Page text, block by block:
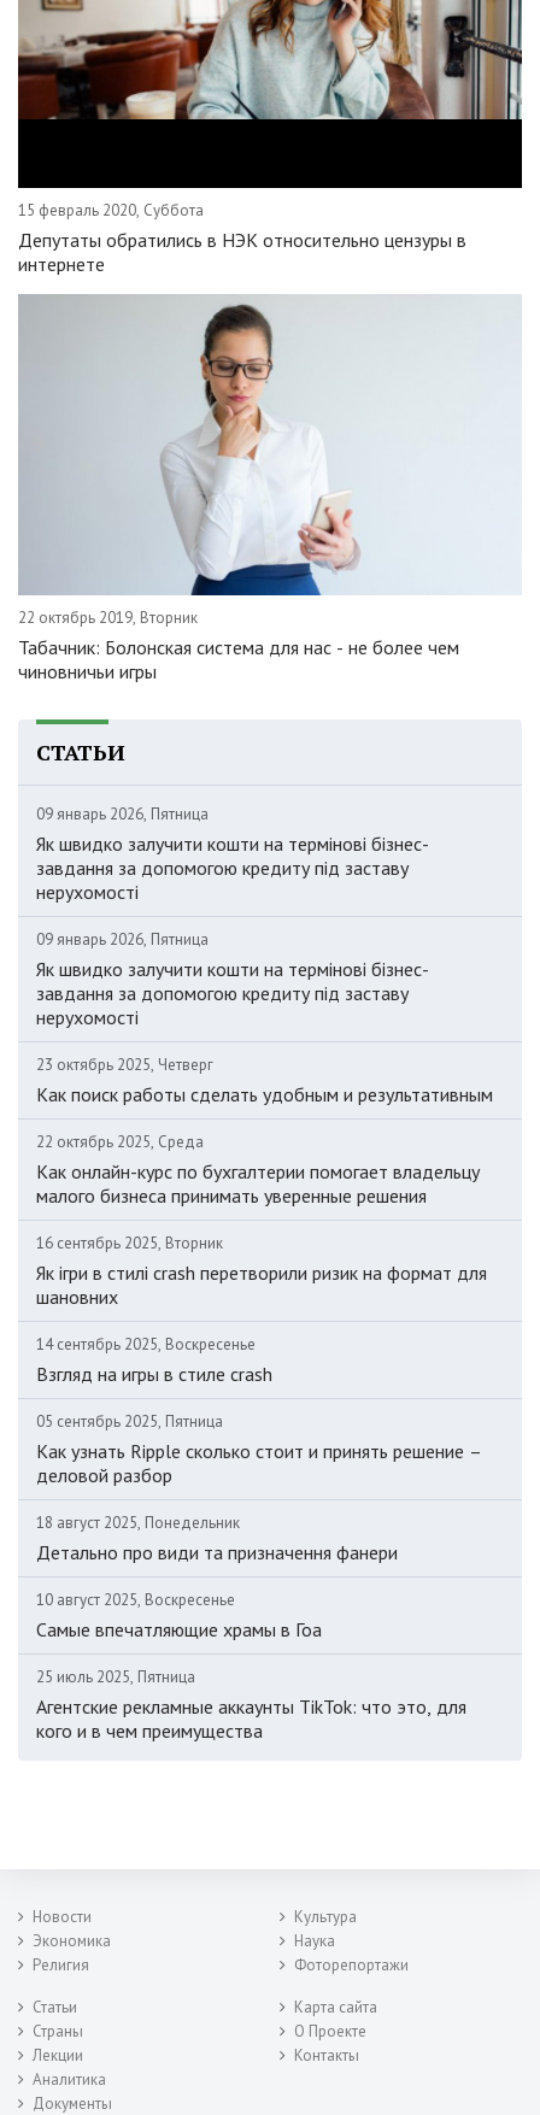
15 февраль 2020, Суббота
Депутаты обратились в НЭК относительно цензуры в
интернете
22 октябрь 2019, Вторник
Табачник: Болонская система для нас - не более чем
чиновничьи игры
СТАТЬИ
09 январь 2026, Пятница
Як швидко залучити кошти на термінові бізнес-
завдання за допомогою кредиту під заставу
нерухомості
09 январь 2026, Пятница
Як швидко залучити кошти на термінові бізнес-
завдання за допомогою кредиту під заставу
нерухомості
23 октябрь 2025, Четверг
Как поиск работы сделать удобным и результативным
22 октябрь 2025, Среда
Как онлайн-курс по бухгалтерии помогает владельцу
малого бизнеса принимать уверенные решения
16 сентябрь 2025, Вторник
Як ігри в стилі crash перетворили ризик на формат для
шановних
14 сентябрь 2025, Воскресенье
Взгляд на игры в стиле crash
05 сентябрь 2025, Пятница
Как узнать Ripple сколько стоит и принять решение –
деловой разбор
18 август 2025, Понедельник
Детально про види та призначення фанери
10 август 2025, Воскресенье
Самые впечатляющие храмы в Гоа
25 июль 2025, Пятница
Агентские рекламные аккаунты TikTok: что это, для
кого и в чем преимущества
Новости
Экономика
Религия
Культура
Наука
Фоторепортажи
Статьи
Страны
Лекции
Аналитика
Документы
Карта сайта
О Проекте
Контакты